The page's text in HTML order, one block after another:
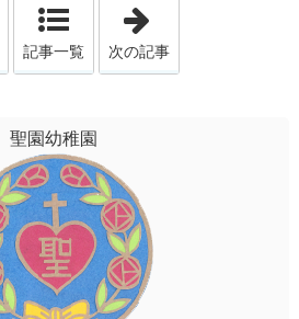
「花いちもんめ♪」
記事一覧 次の記事
聖園幼稚園